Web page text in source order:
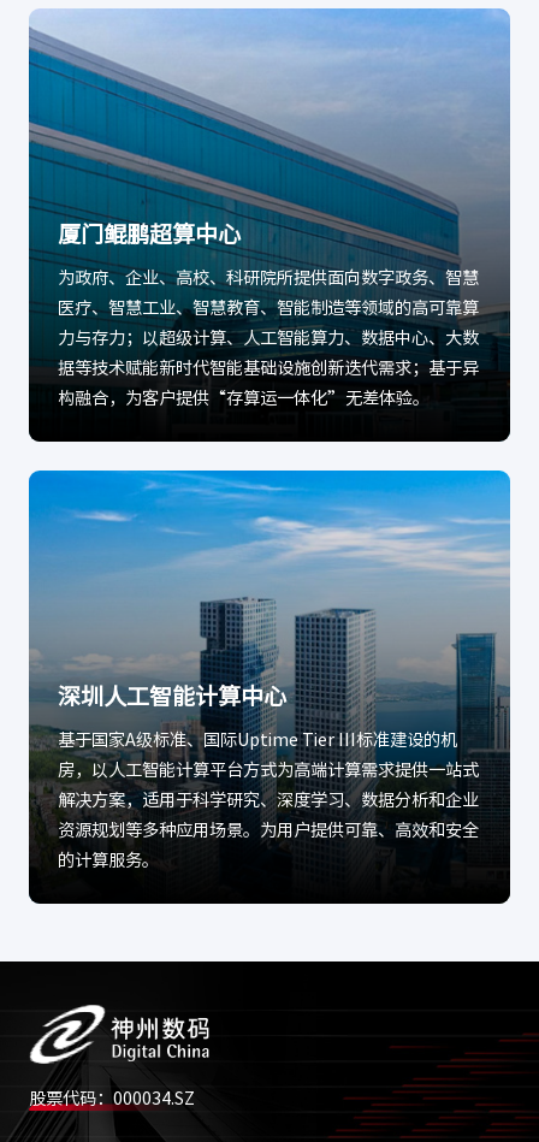
厦门鲲鹏超算中心
为政府、企业、高校、科研院所提供面向数字政务、智慧
医疗、智慧工业、智慧教育、智能制造等领域的高可靠算
力与存力；以超级计算、人工智能算力、数据中心、大数
据等技术赋能新时代智能基础设施创新迭代需求；基于异
构融合，为客户提供“存算运一体化”无差体验。
深圳人工智能计算中心
基于国家A级标准、国际Uptime Tier III标准建设的机
房，以人工智能计算平台方式为高端计算需求提供一站式
解决方案，适用于科学研究、深度学习、数据分析和企业
资源规划等多种应用场景。为用户提供可靠、高效和安全
的计算服务。
股票代码：000034.SZ